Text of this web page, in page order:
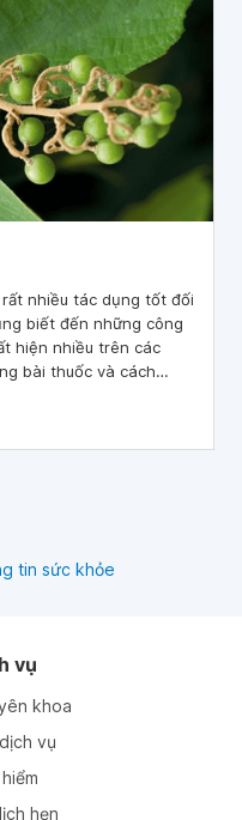
nhiều tác dụng tốt đối
biết đến những công
hiện nhiều trên các
bài thuốc và cách
viết sau đây.
tin sức khỏe
vụ
khoa
vụ
hẹn